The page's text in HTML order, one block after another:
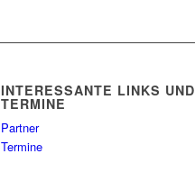
INTERESSANTE LINKS UND
TERMINE
Partner
Termine